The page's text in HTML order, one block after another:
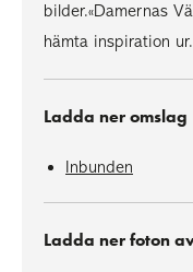
bilder.«Damernas
hämta inspiration
Ladda ner omslag
Inbunden
Ladda ner foton